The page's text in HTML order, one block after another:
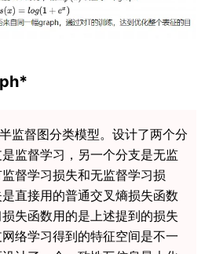
监督图分类模型。设计了两个分
监督学习，另一个分支是无监
督学习损失和无监督学习损
直接用的普通交叉熵损失函数
失函数用的是上述提到的损失
络学习得到的特征空间是不一